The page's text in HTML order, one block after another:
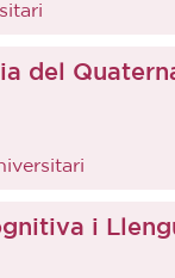
del
i